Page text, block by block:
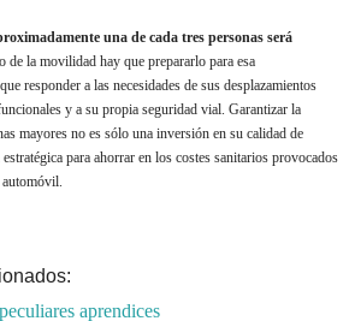
una de cada tres personas será
de la movilidad hay que prepararlo para esa
responder a las necesidades de sus desplazamientos
y a su propia seguridad vial. Garantizar la
mayores no es sólo una inversión en su calidad de
para ahorrar en los costes sanitarios provocados
aprendices